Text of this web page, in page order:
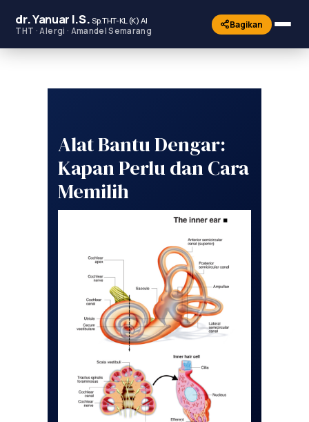
dr.Yanuar I.S.Sp.THT-KL (K) AI
THT · Alergi · Amandel Semarang
Bagikan
Alat Bantu Dengar:
Kapan Perlu dan Cara
Memilih